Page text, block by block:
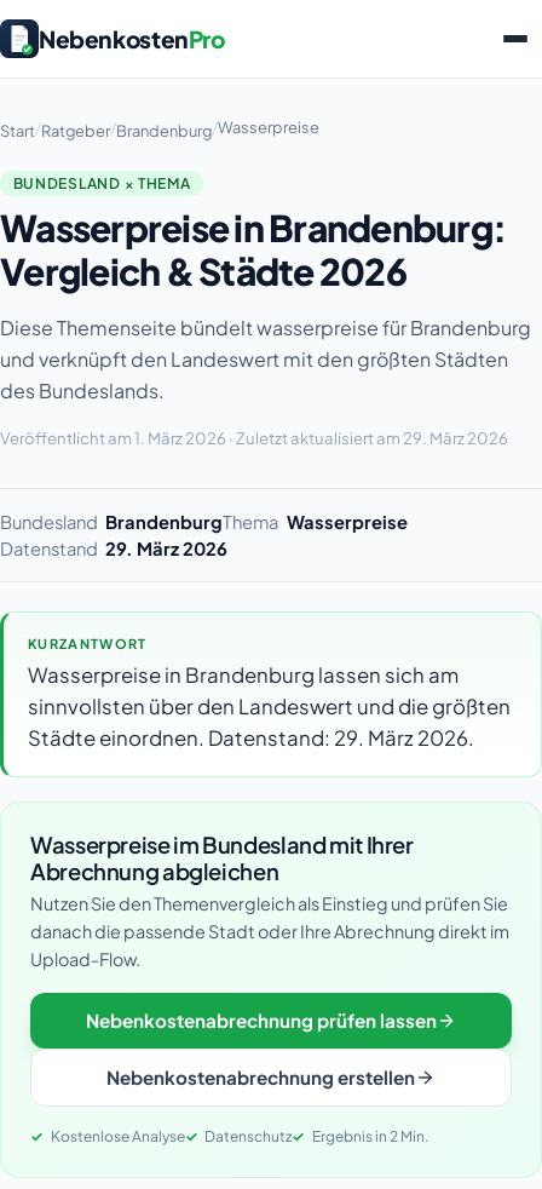
NebenkostenPro
Start/Ratgeber/Brandenburg/Wasserpreise
BUNDESLAND × THEMA
Wasserpreise in Brandenburg:
Vergleich & Städte 2026
Diese Themenseite bündelt wasserpreise für Brandenburg
und verknüpft den Landeswert mit den größten Städten
des Bundeslands.
Veröffentlicht am 1. März 2026 · Zuletzt aktualisiert am 29. März 2026
Bundesland BrandenburgThema Wasserpreise
Datenstand 29. März 2026
KURZANTWORT
Wasserpreise in Brandenburg lassen sich am
sinnvollsten über den Landeswert und die größten
Städte einordnen. Datenstand: 29. März 2026.
Wasserpreise im Bundesland mit Ihrer
Abrechnung abgleichen
Nutzen Sie den Themenvergleich als Einstieg und prüfen Sie
danach die passende Stadt oder Ihre Abrechnung direkt im
Upload-Flow.
Nebenkostenabrechnung prüfen lassen
Nebenkostenabrechnung erstellen
Kostenlose Analyse Datenschutz Ergebnis in 2 Min.